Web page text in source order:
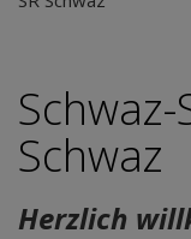
Schwaz
Herzlich